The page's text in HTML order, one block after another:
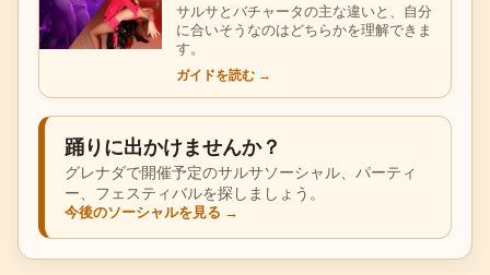
サルサとバチャータの主な違いと、自分
に合いそうなのはどちらかを理解できま
す。
ガイドを読む →
踊りに出かけませんか？
グレナダで開催予定のサルサソーシャル、パーティ
ー、フェスティバルを探しましょう。
今後のソーシャルを見る →